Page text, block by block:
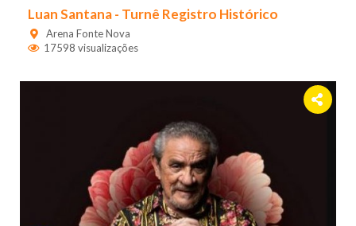
Luan Santana - Turnê Registro Histórico
Arena Fonte Nova
17598 visualizações